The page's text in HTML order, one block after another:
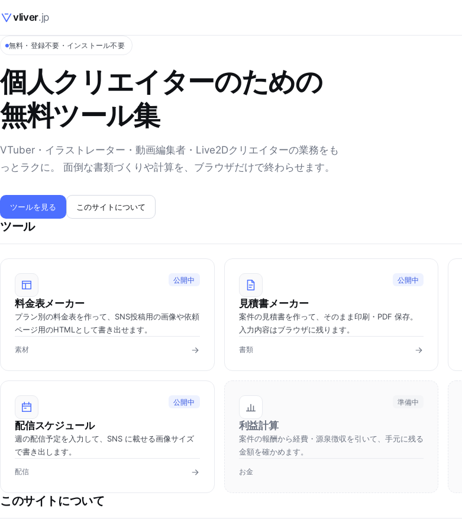
vliver.jp
無料・登録不要・インストール不要
個人クリエイターのための
無料ツール集
VTuber・イラストレーター・動画編集者・Live2Dクリエイターの業務をも
っとラクに。 面倒な書類づくりや計算を、ブラウザだけで終わらせます。
ツールを見る このサイトについて
ツール
公開中
料金表メーカー
プラン別の料金表を作って、SNS投稿用の画像や依頼
ページ用のHTMLとして書き出せます。
素材
公開中
見積書メーカー
案件の見積書を作って、そのまま印刷・PDF 保存。
入力内容はブラウザに残ります。
書類
公開中
配信スケジュール
週の配信予定を入力して、SNS に載せる画像サイズ
で書き出します。
配信
準備中
利益計算
案件の報酬から経費・源泉徴収を引いて、手元に残る
金額を確かめます。
お金
このサイトについて